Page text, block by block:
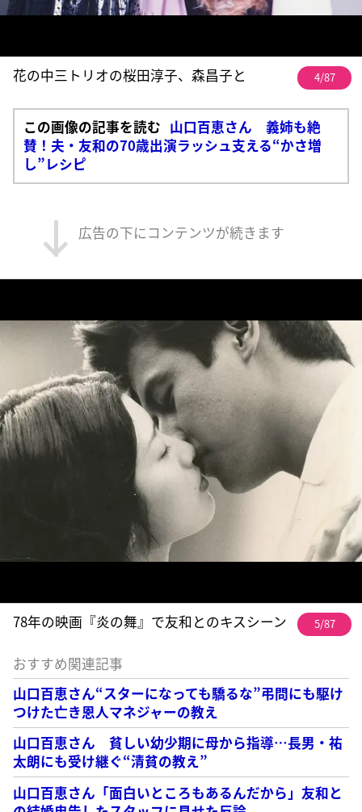
花の中三トリオの桜田淳子、森昌子と 4/87
この画像の記事を読む 山口百恵さん 義姉も絶
賛！夫・友和の70歳出演ラッシュ支える“かさ増
し”レシピ
広告の下にコンテンツが続きます
78年の映画『炎の舞』で友和とのキスシーン 5/87
おすすめ関連記事
山口百恵さん“スターになっても驕るな”弔問にも駆け
つけた亡き恩人マネジャーの教え
山口百恵さん 貧しい幼少期に母から指導…長男・祐
太朗にも受け継ぐ“清貧の教え”
山口百恵さん「面白いところもあるんだから」友和と